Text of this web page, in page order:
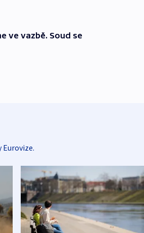
ve vazbě. Soud se